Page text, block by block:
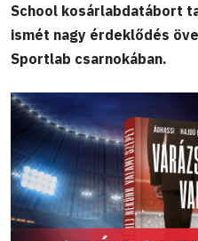
School kosárlabdatábort
ismét nagy érdeklődés
Sportlab csarnokában.